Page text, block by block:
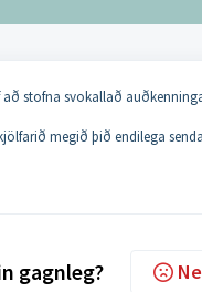
stofna svokallað
megið þið endilega
gagnleg?